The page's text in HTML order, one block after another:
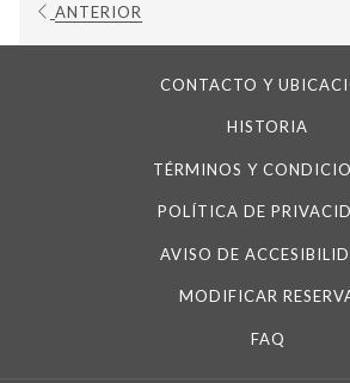
ANTERIOR
CONTACTO Y
HISTORIA
TÉRMINOS Y
POLÍTICA DE
AVISO DE
MODIFICAR
FAQ